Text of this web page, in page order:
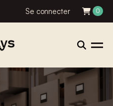
Se connecter 0